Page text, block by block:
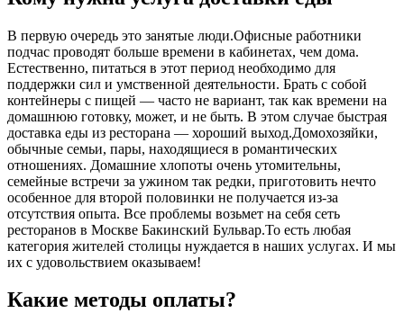
В первую очередь это занятые люди.Офисные работники
подчас проводят больше времени в кабинетах, чем дома.
Естественно, питаться в этот период необходимо для
поддержки сил и умственной деятельности. Брать с собой
контейнеры с пищей ― часто не вариант, так как времени на
домашнюю готовку, может, и не быть. В этом случае быстрая
доставка еды из ресторана ― хороший выход.Домохозяйки,
обычные семьи, пары, находящиеся в романтических
отношениях. Домашние хлопоты очень утомительны,
семейные встречи за ужином так редки, приготовить нечто
особенное для второй половинки не получается из-за
отсутствия опыта. Все проблемы возьмет на себя сеть
ресторанов в Москве Бакинский Бульвар.То есть любая
категория жителей столицы нуждается в наших услугах. И мы
их с удовольствием оказываем!
Какие методы оплаты?